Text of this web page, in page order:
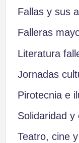
Fallas y sus
Falleras
Literatura
Jornadas
Pirotecnia e
Solidaridad y
Teatro, cine